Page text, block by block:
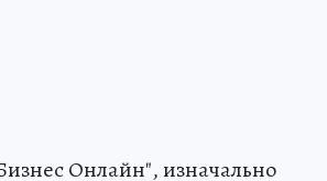
Онлайн", изначально